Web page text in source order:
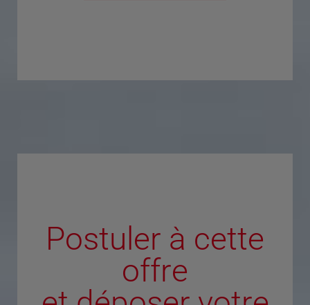
Postuler à cette
offre